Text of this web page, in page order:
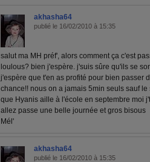
akhasha64
publié le 16/02/2010 à 15:35
salut ma MH préf', alors comment ça c'est
loulous? bien j'espère. j'suis sûre qu'ils se
j'espère que t'en as profité pour bien passer
chance!! nous on a jamais 5min seuls sauf
que Hyanis aille à l'école en septembre moi
allez passe une belle journée et gros bisous
Mél'
akhasha64
publié le 16/02/2010 à 15:35